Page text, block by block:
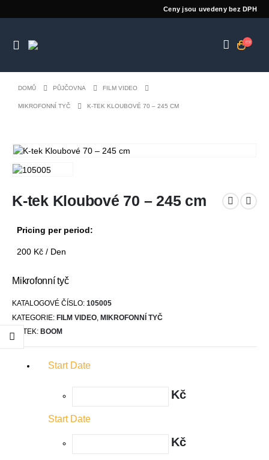
Ceny jsou uvedeny bez DPH
DOMŮ PŮJČOVNA FILM VIDEO
MIKROFONNÍ TYČ K-TEK KLOUBOVÉ 70 – 245 CM
K-tek Kloubové 70 – 245 cm
Pricing per period:
200 Kč / Den
Mikrofonní tyč
KATALOGOVÉ ČÍSLO: 105005
KATEGORIE: FILM VIDEO MIKROFONNÍ TYČ
ŠTÍTEK: BOOM
Start Date
Kč
Start Date
Kč